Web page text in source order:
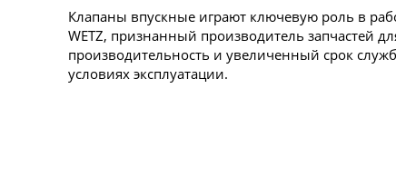
Клапаны впускные играют ключевую роль в
WETZ, признанный производитель запчастей
производительность и увеличенный срок
условиях эксплуатации.